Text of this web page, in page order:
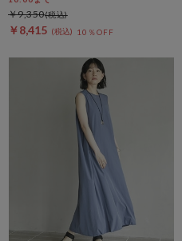
￥8,415 10％OFF
￥9,350